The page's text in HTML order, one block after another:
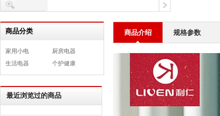
商品分类
家用小电
厨房电器
生活电器
个护健康
最近浏览过的商品
商品介绍 规格参数